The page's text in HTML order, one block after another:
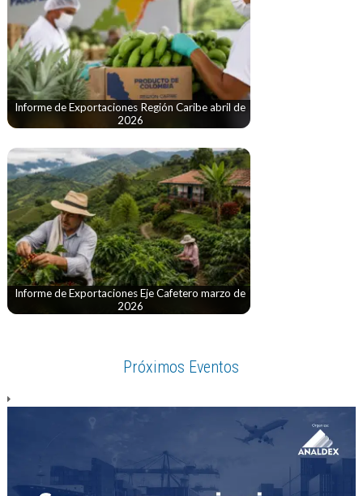
Informe de Exportaciones Región Caribe abril de
2026
Informe de Exportaciones Eje Cafetero marzo de
2026
Próximos Eventos